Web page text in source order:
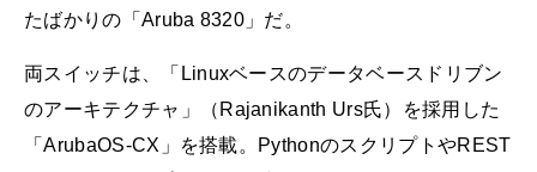
たばかりの「Aruba 8320」だ。
両スイッチは、「Linuxベースのデータベースドリブン
のアーキテクチャ」（Rajanikanth Urs氏）を採用した
「ArubaOS-CX」を搭載。PythonのスクリプトやREST